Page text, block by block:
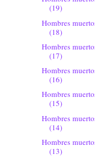
(19)
Hombres
(18)
Hombres
(17)
Hombres
(16)
Hombres
(15)
Hombres
(14)
Hombres
(13)